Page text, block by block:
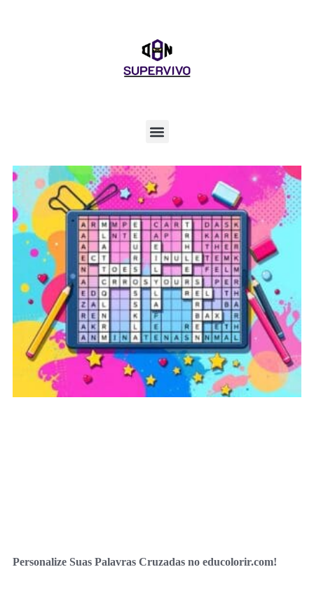
Personalize Suas Palavras Cruzadas no educolorir.com!